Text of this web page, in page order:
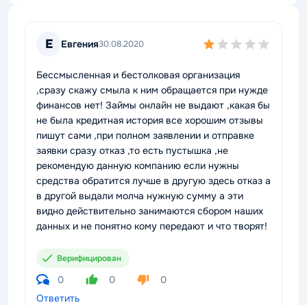
Е Евгения30.08.2020
Бессмысленная и бестолковая организация
,сразу скажу смыла к ним обращается при нужде
финансов нет! Займы онлайн не выдают ,какая бы
не была кредитная история все хорошим отзывы
пишут сами ,при полном заявлении и отправке
заявки сразу отказ ,то есть пустышка ,не
рекомендую данную компанию если нужны
средства обратится лучше в другую здесь отказ а
в другой выдали молча нужную сумму а эти
видно действительно занимаются сбором наших
данных и не понятно кому передают и что творят!
Верифицирован
0 0
0
Ответить